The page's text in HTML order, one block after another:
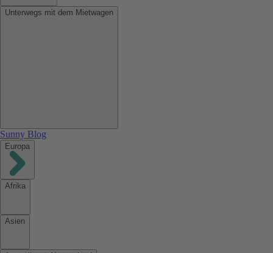
Unterwegs mit dem Mietwagen
Sunny Blog
Europa
Afrika
Asien